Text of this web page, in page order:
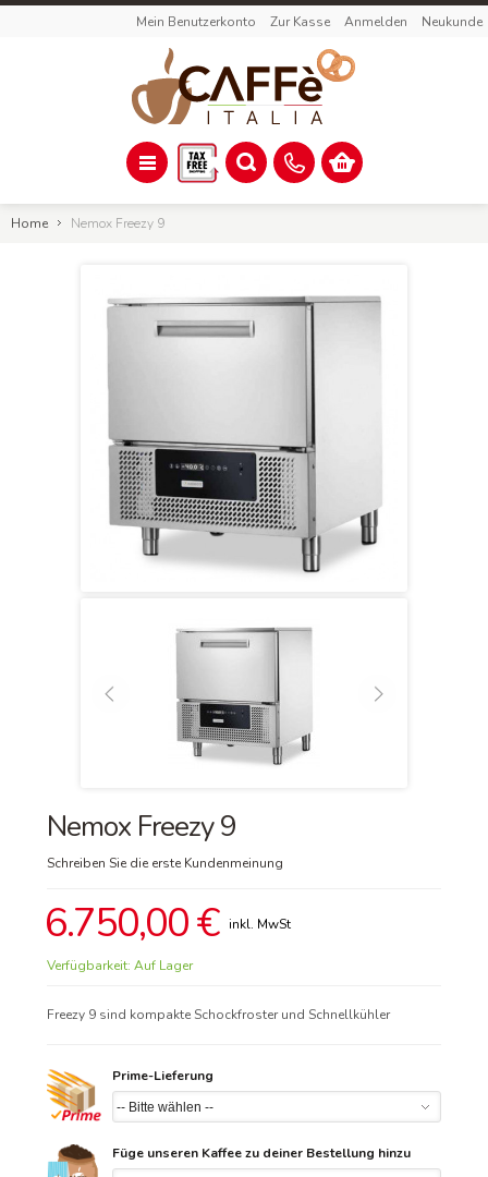
Mein Benutzerkonto Zur Kasse Anmelden Neukunde
Home Nemox Freezy 9
Nemox Freezy 9
Schreiben Sie die erste Kundenmeinung
6.750,00 €
Verfügbarkeit: Auf Lager
Freezy 9 sind kompakte Schockfroster und Schnellkühler
Prime-Lieferung
Füge unseren Kaffee zu deiner Bestellung hinzu